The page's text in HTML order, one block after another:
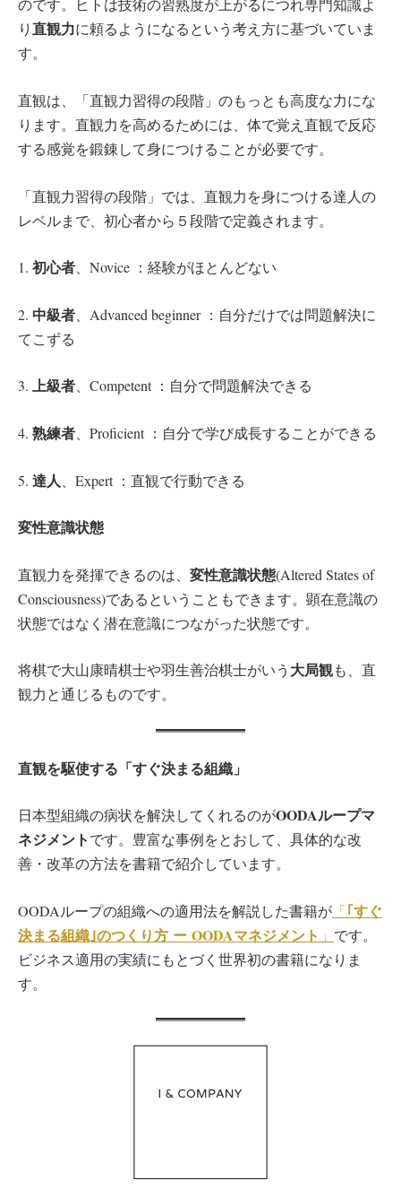
のです。ヒトは技術の習熟度が上がるにつれ専門知識よ
り直観力に頼るようになるという考え方に基づいていま
す。
直観は、「直観力習得の段階」のもっとも高度な力にな
ります。直観力を高めるためには、体で覚え直観で反応
する感覚を鍛錬して身につけることが必要です。
「直観力習得の段階」では、直観力を身につける達人の
レベルまで、初心者から５段階で定義されます。
1. 初心者、Novice ：経験がほとんどない
2. 中級者 、Advanced beginner ：自分だけでは問題解決に
てこずる
3. 上級者、Competent ：自分で問題解決できる
4. 熟練者 、Proficient ：自分で学び成長することができる
5. 達人 、Expert ：直観で行動できる
変性意識状態
直観力を発揮できるのは、 変性意識状態(Altered States of
Consciousness)であるということもできます。顕在意識の
状態ではなく潜在意識につながった状態です。
将棋で大山康晴棋士や羽生善治棋士がいう 大局観も、直
観力と通じるものです。
直観を駆使する「すぐ決まる組織」
日本型組織の病状を解決してくれるのがOODAループマ
ネジメントです。豊富な事例をとおして、具体的な改
善・改革の方法を書籍で紹介しています。
OODAループの組織への適用法を解説した書籍が 「｢すぐ
決まる組織｣のつくり方 ー OODAマネジメント 」 です。
ビジネス適用の実績にもとづく世界初の書籍になりま
す。